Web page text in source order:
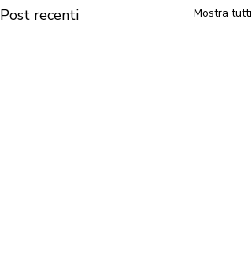
Post recenti Mostra tutti